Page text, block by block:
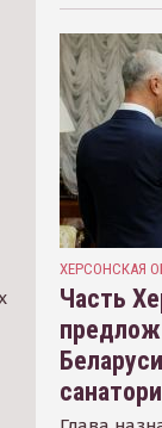
ХЕРСОНСКАЯ
Часть